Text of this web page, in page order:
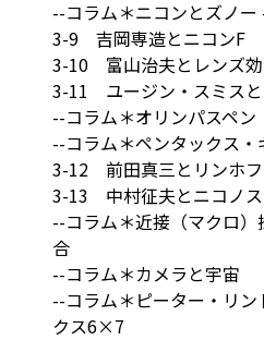
--コラム＊ニコンとズノ
3-9 吉岡専造とニコンF
3-10 富山治夫とレンズ
3-11 ユージン・スミス
--コラム＊オリンパスペン
--コラム＊ペンタックス・
3-12 前田真三とリンホフ
3-13 中村征夫とニコノス
--コラム＊近接（マクロ
合
--コラム＊カメラと宇宙
--コラム＊ピーター・リ
クス6×7